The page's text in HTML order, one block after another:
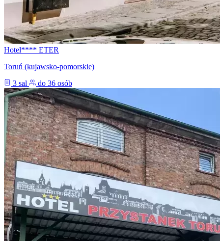
Hotel**** ETER
Toruń (kujawsko-pomorskie)
3 sal
do 36 osób